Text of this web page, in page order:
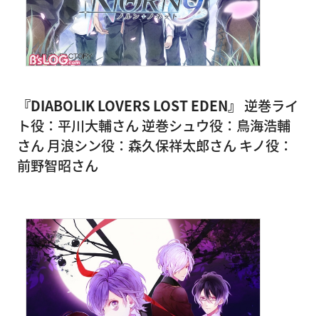
『DIABOLIK LOVERS LOST EDEN』 逆巻ライ
ト役：平川大輔さん 逆巻シュウ役：鳥海浩輔
さん 月浪シン役：森久保祥太郎さん キノ役：
前野智昭さん